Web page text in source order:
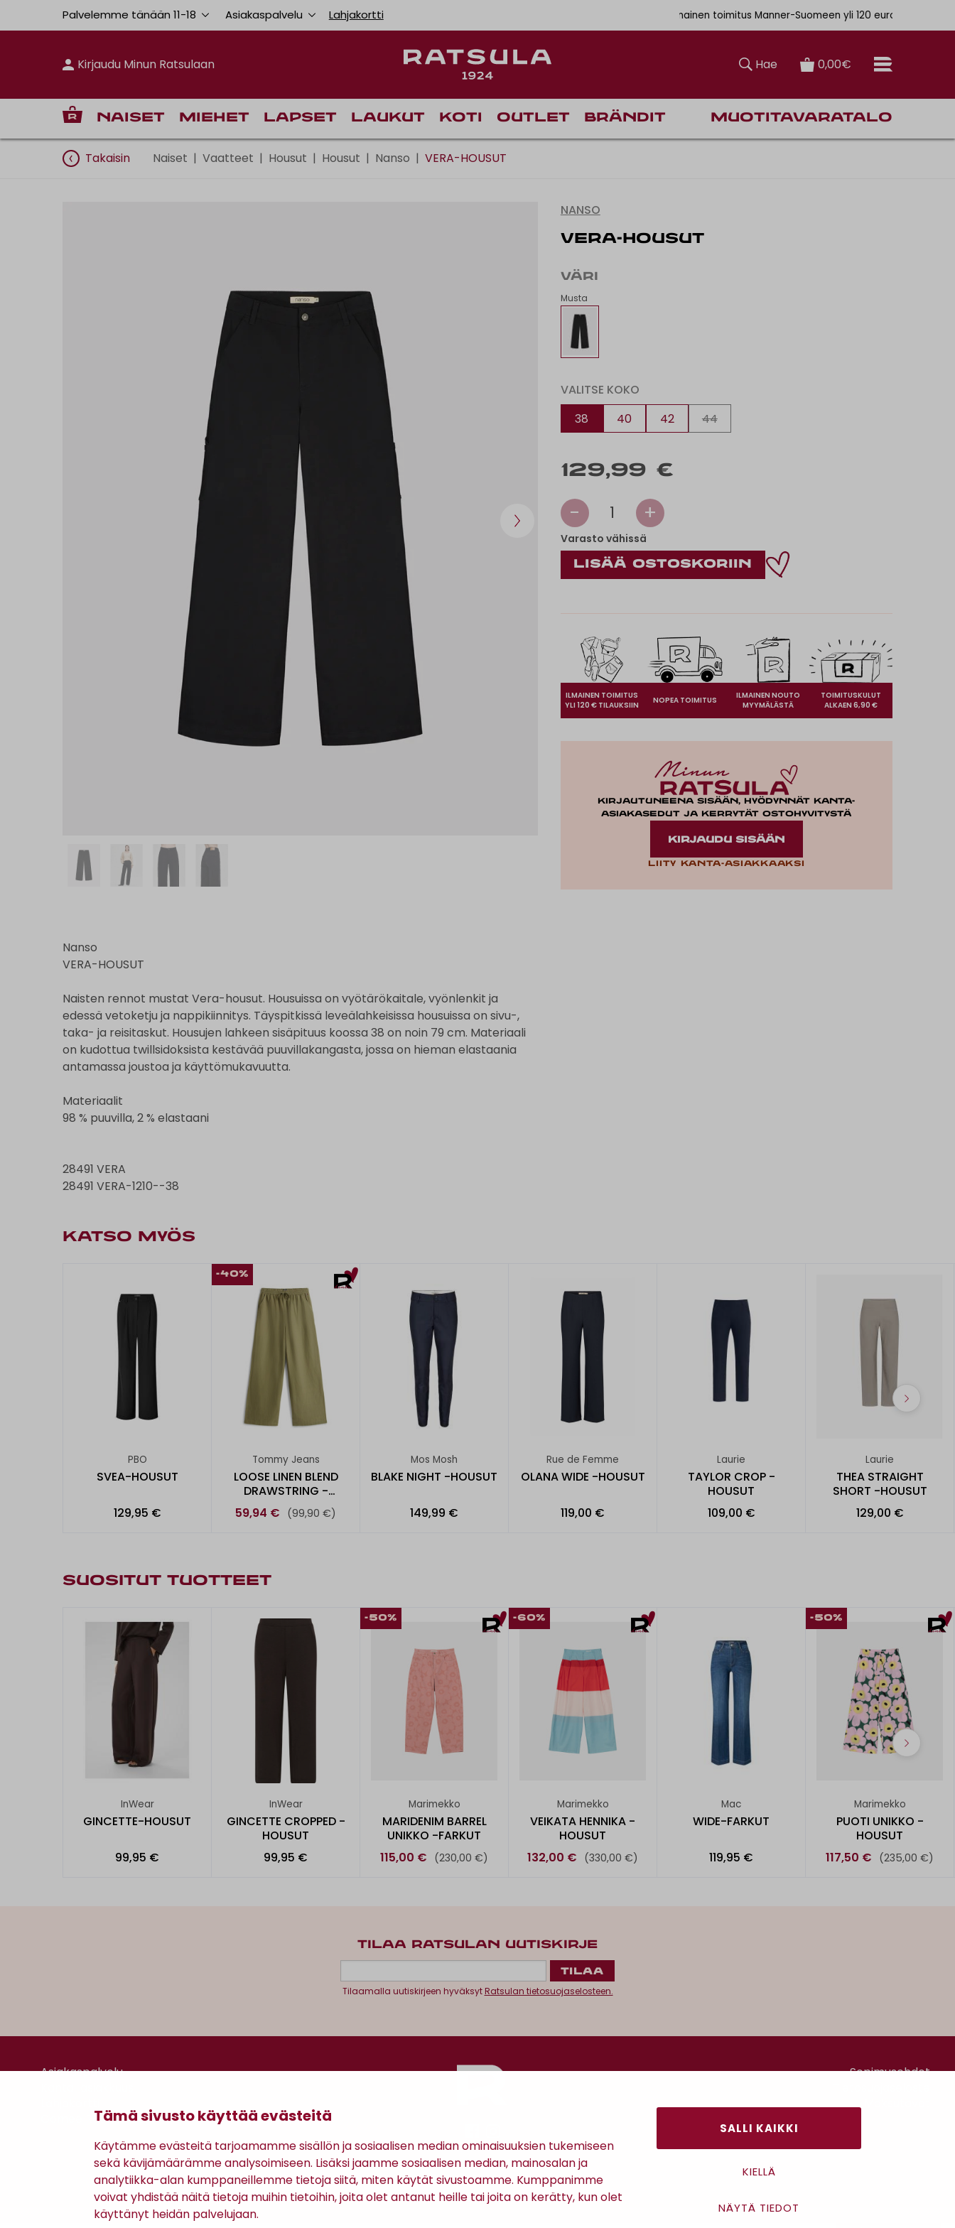
Tämä sivusto käyttää evästeitä
Käytämme evästeitä tarjoamamme sisällön ja sosiaalisen median ominaisuuksien tukemiseen
sekä kävijämäärämme analysoimiseen. Lisäksi jaamme sosiaalisen median, mainosalan ja
analytiikka-alan kumppaneillemme tietoja siitä, miten käytät sivustoamme. Kumppanimme
voivat yhdistää näitä tietoja muihin tietoihin, joita olet antanut heille tai joita on kerätty, kun olet
käyttänyt heidän palvelujaan.
SALLI KAIKKI
KIELLÄ
NÄYTÄ TIEDOT
Palvelemme tänään 11-18 Asiakaspalvelu Lahjakortti Ilmainen toimitus Manner-Suomeen yli 120 euron tilauksiin
Kirjaudu Minun Ratsulaan Hae 0,00€
Naiset Miehet Lapset Laukut Koti Outlet Brändit Muotitavaratalo
Takaisin Naiset | Vaatteet | Housut | Housut | Nanso | VERA-HOUSUT
Nanso
VERA-HOUSUT
Naisten rennot mustat Vera-housut. Housuissa on vyötärökaitale, vyönlenkit ja
edessä vetoketju ja nappikiinnitys. Täyspitkissä leveälahkeisissa housuissa on sivu-,
taka- ja reisitaskut. Housujen lahkeen sisäpituus koossa 38 on noin 79 cm. Materiaali
on kudottua twillsidoksista kestävää puuvillakangasta, jossa on hieman elastaania
antamassa joustoa ja käyttömukavuutta.
Materiaalit
98 % puuvilla, 2 % elastaani
28491 VERA
28491 VERA-1210--38
NANSO
VERA-HOUSUT
VÄRI
Musta
VALITSE KOKO
38
40 42 44
129,99 €
- 1 +
Varasto vähissä
ILMAINEN TOIMITUS
YLI 120 € TILAUKSIIN
NOPEA TOIMITUS
ILMAINEN NOUTO
MYYMÄLÄSTÄ
TOIMITUSKULUT
ALKAEN 6,90 €
Kirjautuneena sisään, hyödynnät kanta-
asiakasedut ja kerrytät ostohyvitystä
KIRJAUDU SISÄÄN
Liity kanta-asiakkaaksi
KATSO MYÖS
PBO
SVEA-HOUSUT
129,95 €
-40%
Tommy Jeans
LOOSE LINEN BLEND
DRAWSTRING -
HOUSUT
59,94 € (99,90 €)
Mos Mosh
BLAKE NIGHT -HOUSUT
149,99 €
Rue de Femme
OLANA WIDE -HOUSUT
119,00 €
Laurie
TAYLOR CROP -
HOUSUT
109,00 €
Laurie
THEA STRAIGHT
SHORT -HOUSUT
129,00 €
SUOSITUT TUOTTEET
InWear
GINCETTE-HOUSUT
99,95 €
InWear
GINCETTE CROPPED -
HOUSUT
99,95 €
-50%
Marimekko
MARIDENIM BARREL
UNIKKO -FARKUT
115,00 € (230,00 €)
-60%
Marimekko
VEIKATA HENNIKA -
HOUSUT
132,00 € (330,00 €)
Mac
WIDE-FARKUT
119,95 €
-50%
Marimekko
PUOTI UNIKKO -
HOUSUT
117,50 € (235,00 €)
TILAA RATSULAN UUTISKIRJE
Tilaamalla uutiskirjeen hyväksytRatsulan tietosuojaselosteen.
Asiakaspalvelu
Gomee Ratsula Café
Antinkatu 17, 28100 Pori
Sopimusehdot